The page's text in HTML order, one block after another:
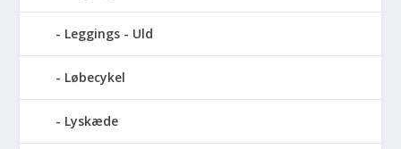
Leggings - Uld
Løbecykel
Lyskæde